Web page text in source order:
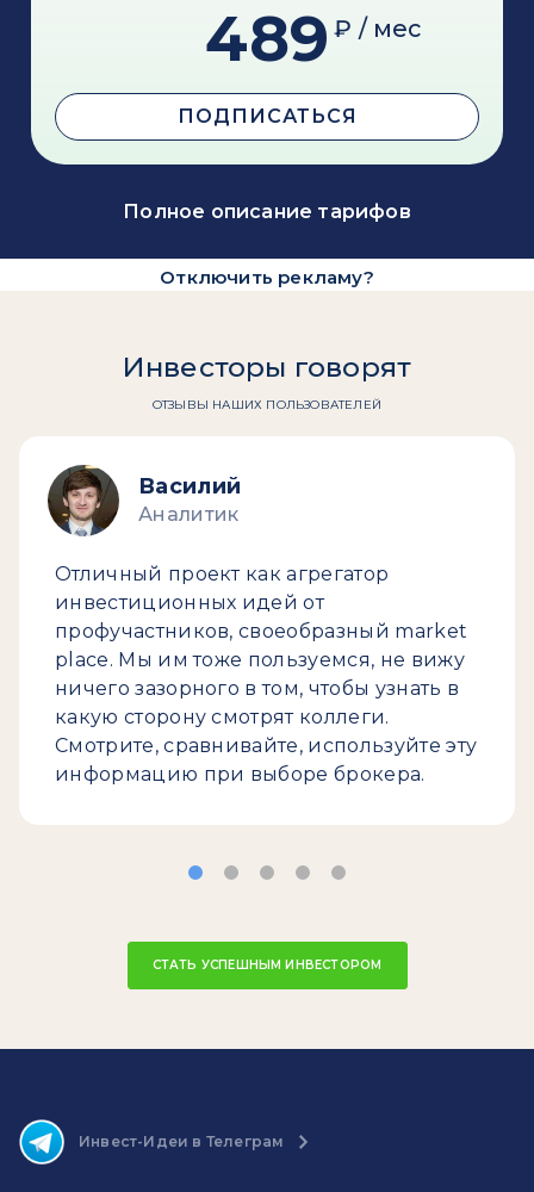
489 ₽ / мес
ПОДПИСАТЬСЯ
Полное описание тарифов
Отключить рекламу?
Инвесторы говорят
ОТЗЫВЫ НАШИХ ПОЛЬЗОВАТЕЛЕЙ
Василий
Аналитик
Отличный проект как агрегатор
инвестиционных идей от
профучастников, своеобразный market
place. Мы им тоже пользуемся, не вижу
ничего зазорного в том, чтобы узнать в
какую сторону смотрят коллеги.
Смотрите, сравнивайте, используйте эту
информацию при выборе брокера.
СТАТЬ УСПЕШНЫМ ИНВЕСТОРОМ
Инвест-Идеи в Телеграм